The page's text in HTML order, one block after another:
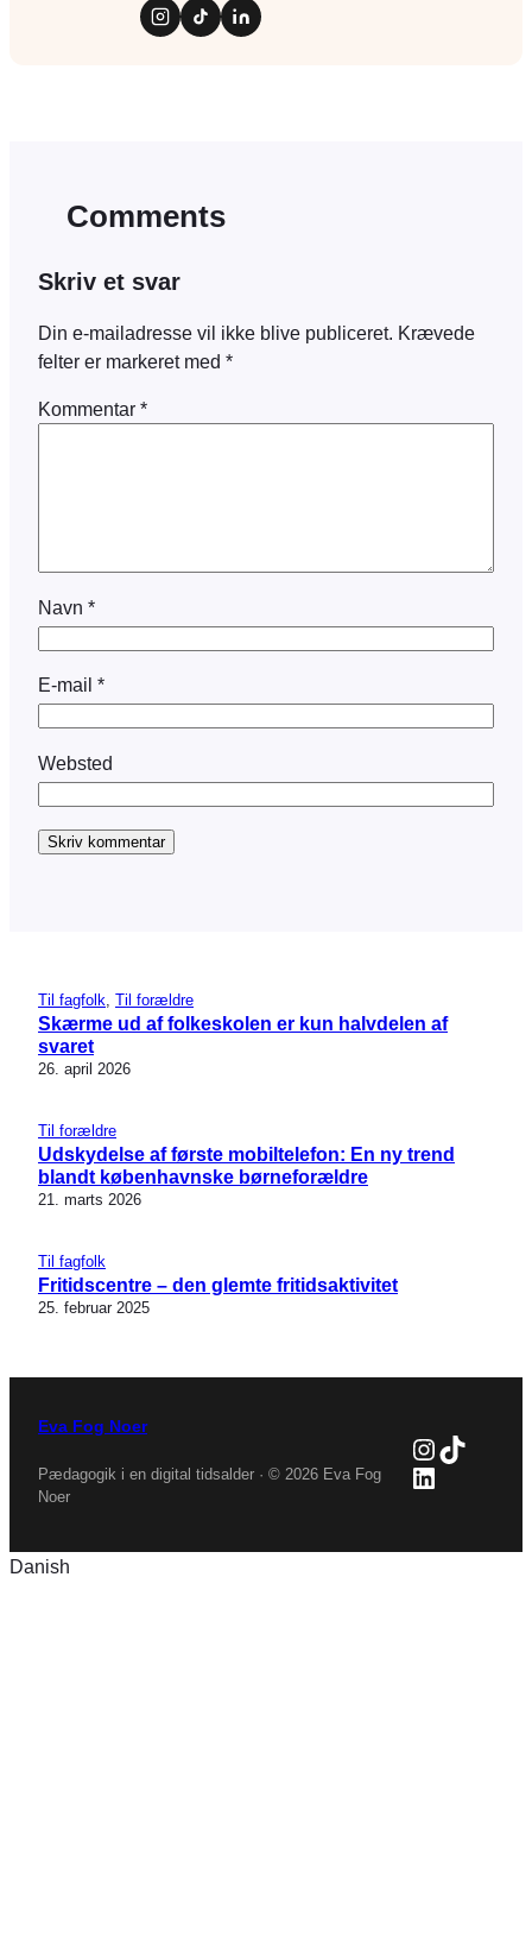
Comments
Skriv et svar
Din e-mailadresse vil ikke blive publiceret. Krævede
felter er markeret med *
Kommentar *
Navn *
E-mail *
Websted
Til fagfolk Til forældre
Skærme ud af folkeskolen er kun halvdelen af
svaret
26. april 2026
Til forældre
Udskydelse af første mobiltelefon: En ny trend
blandt københavnske børneforældre
21. marts 2026
Til fagfolk
Fritidscentre – den glemte fritidsaktivitet
25. februar 2025
Eva Fog Noer
Pædagogik i en digital tidsalder · © 2026 Eva Fog
Noer
TikTok
LinkedIn
Danish